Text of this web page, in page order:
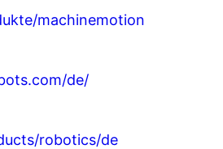
machinemotion
de/
robotics/de